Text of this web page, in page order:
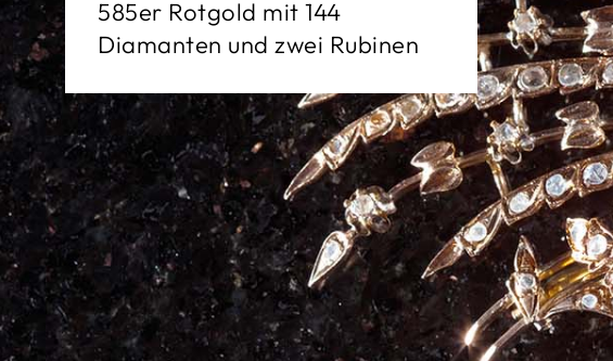
585er Rotgold mit 144
Diamanten und zwei Rubinen